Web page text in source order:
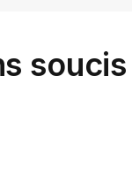
soucis